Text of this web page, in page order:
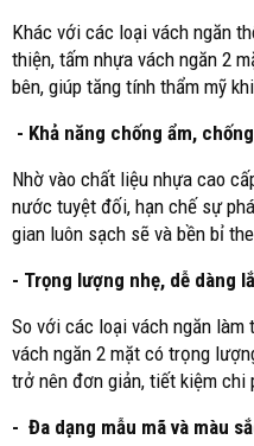
Khác với các loại vách ngăn
thiện, tấm nhựa vách ngăn 2
bên, giúp tăng tính thẩm mỹ
- Khả năng chống ẩm,
Nhờ vào chất liệu nhựa cao
nước tuyệt đối, hạn chế sự
gian luôn sạch sẽ và bền bỉ
- Trọng lượng nhẹ, dễ dàng
So với các loại vách ngăn
vách ngăn 2 mặt có trọng
trở nên đơn giản, tiết kiệm chi
- Đa dạng mẫu mã và màu